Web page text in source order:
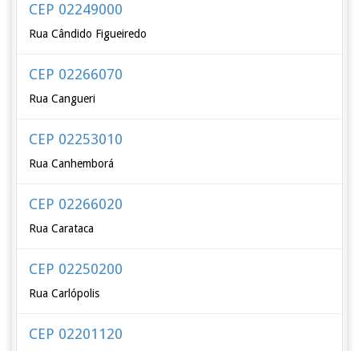
CEP 02249000
Rua Cândido Figueiredo
CEP 02266070
Rua Cangueri
CEP 02253010
Rua Canhemborá
CEP 02266020
Rua Carataca
CEP 02250200
Rua Carlópolis
CEP 02201120